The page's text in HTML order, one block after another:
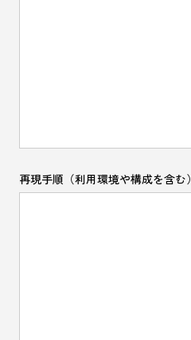
再現手順（利用環境や構成を含む）